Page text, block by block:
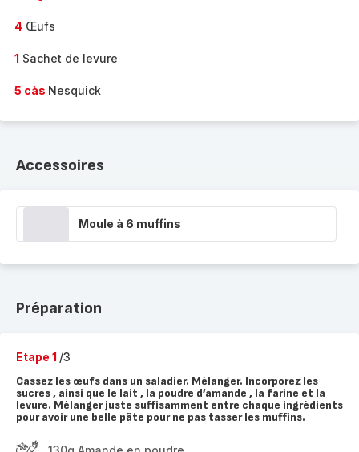
4 Œufs
1 Sachet de levure
5 càs Nesquick
Accessoires
Moule à 6 muffins
Préparation
Etape 1 /3
Cassez les œufs dans un saladier. Mélanger. Incorporez les
sucres , ainsi que le lait , la poudre d’amande , la farine et la
levure. Mélanger juste suffisamment entre chaque ingrédients
pour avoir une belle pâte pour ne pas tasser les muffins.